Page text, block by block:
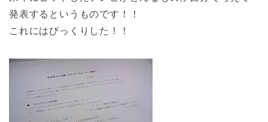
発表するというものです！！
これにはびっくりした！！